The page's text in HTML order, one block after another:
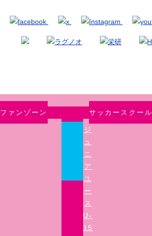
ファンゾーン サッカースクール
ジ
ュ
ニ
ア
ユ
ー
ス
U-
15